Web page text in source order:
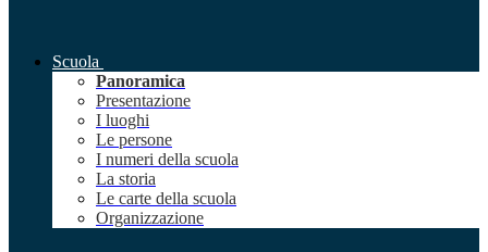
Scuola
Panoramica
Presentazione
I luoghi
Le persone
I numeri della scuola
La storia
Le carte della scuola
Organizzazione